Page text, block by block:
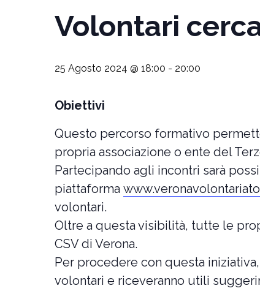
Volontari
25 Agosto 2024 @ 18:00 - 20:00
Obiettivi
Questo percorso formativo
propria associazione o ente del
Partecipando agli incontri sarà
piattaforma
volontari.
Oltre a questa visibilità, tutte le
CSV di Verona.
Per procedere con questa
volontari e riceveranno utili